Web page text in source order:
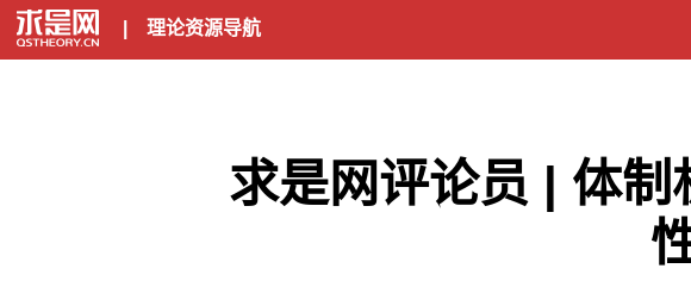
理论资源导航
求是网评论员 | 体